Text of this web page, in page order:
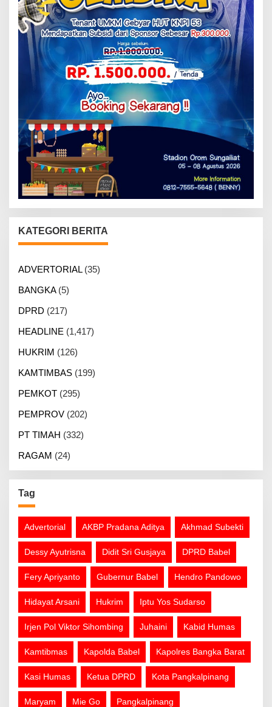
KATEGORI BERITA
ADVERTORIAL(35)
BANGKA(5)
DPRD (217)
HEADLINE (1,417)
HUKRIM (126)
KAMTIMBAS (199)
PEMKOT (295)
PEMPROV (202)
PT TIMAH (332)
RAGAM (24)
Tag
Advertorial AKBP Pradana Aditya Akhmad Subekti
Dessy Ayutrisna Didit Sri Gusjaya DPRD Babel
Fery Apriyanto Gubernur Babel Hendro Pandowo
Hidayat Arsani Hukrim Iptu Yos Sudarso
Irjen Pol Viktor Sihombing Juhaini Kabid Humas
Kamtibmas Kapolda Babel Kapolres Bangka Barat
Kasi Humas Ketua DPRD Kota Pangkalpinang
Maryam Mie Go Pangkalpinang